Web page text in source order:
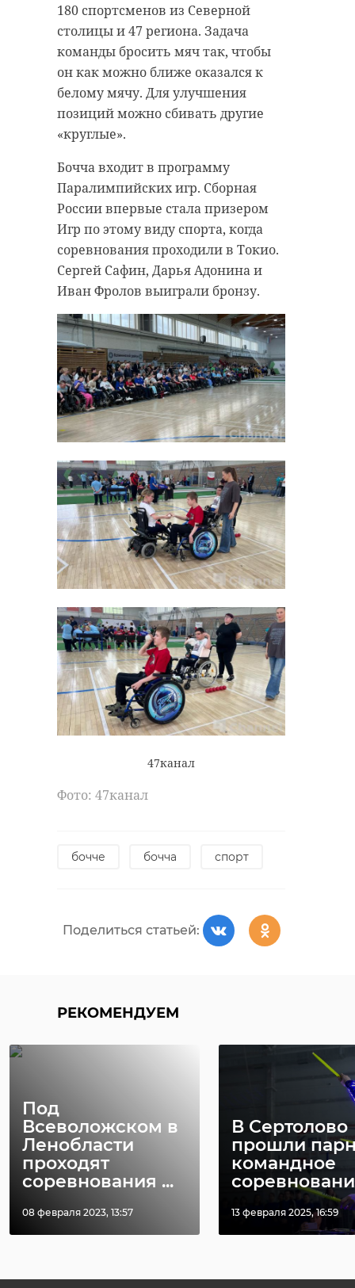
180 спортсменов из Северной
столицы и 47 региона. Задача
команды бросить мяч так, чтобы
он как можно ближе оказался к
белому мячу. Для улучшения
позиций можно сбивать другие
«круглые».
Бочча входит в программу
Паралимпийских игр. Сборная
России впервые стала призером
Игр по этому виду спорта, когда
соревнования проходили в Токио.
Сергей Сафин, Дарья Адонина и
Иван Фролов выиграли бронзу.
47канал
Фото: 47канал
бочче бочча спорт
Поделиться статьей:
РЕКОМЕНДУЕМ
Под
Всеволожском в
Ленобласти
проходят
соревнования ...
08 февраля 2023, 13:57
В Сертолово
прошли
командное
13 февраля 2025, 16:59